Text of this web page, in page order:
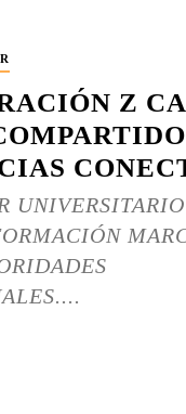
Z
UNIVERSITARIO